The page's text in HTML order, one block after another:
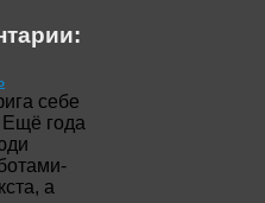
себе
Ещё года
а